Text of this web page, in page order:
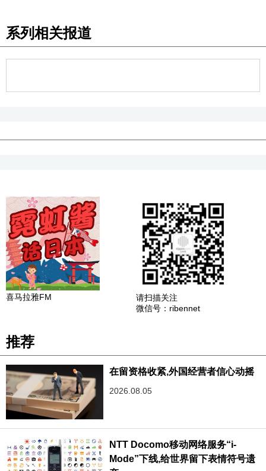
系列相关报道
喜马拉雅FM
请扫描关注
微信号：ribennet
推荐
在留资格收紧,外国经营者信心动摇
2026.08.05
NTT Docomo移动网络服务“i-
Mode”下线,给世界留下表情符号遗